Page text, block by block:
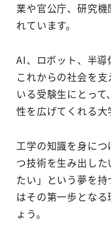
業や官公庁、研究
れています。
AI、ロボット、半導
これからの社会を
いる受験生にとっ
性を広げてくれる大
工学の知識を身に
つ技術を生み出し
たい」という夢を
はその第一歩とな
ょう。